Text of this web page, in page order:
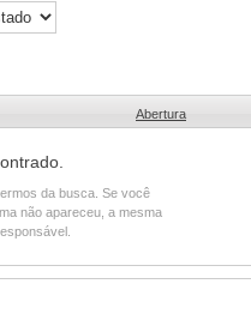
Abertura
da busca. Se você
não apareceu, a mesma